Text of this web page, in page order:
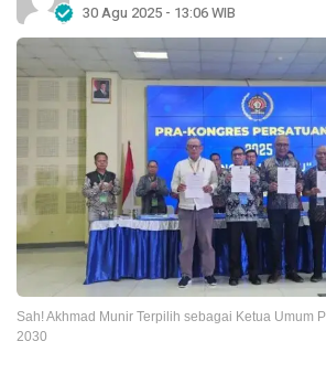
30 Agu 2025 - 13:06 WIB
Sah! Akhmad Munir Terpilih sebagai Ketua Umum
2030